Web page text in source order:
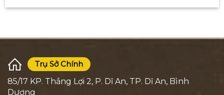
Trụ Sở Chính
85/17 KP. Thắng Lợi 2, P. Dĩ An, TP. Dĩ An, Bình
Dương